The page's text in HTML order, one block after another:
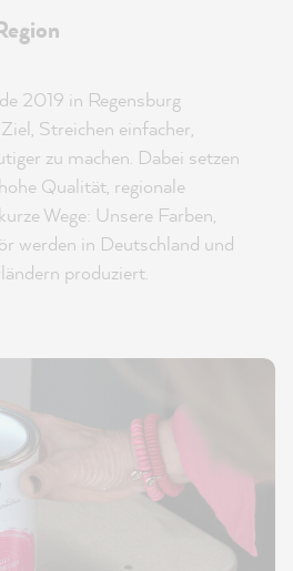
2019 in Regensburg
Streichen einfacher,
zu machen. Dabei setzen
Qualität, regionale
Wege: Unsere Farben,
werden in Deutschland und
produziert.